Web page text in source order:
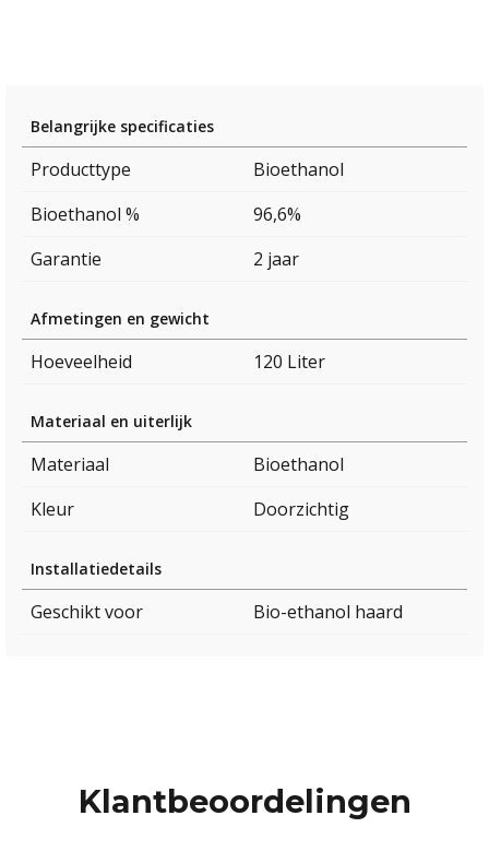
Belangrijke specificaties
Producttype
Bioethanol
Bioethanol %
96,6%
Garantie
2 jaar
Afmetingen en gewicht
Hoeveelheid 120 Liter
Materiaal en uiterlijk
Materiaal
Bioethanol
Kleur
Doorzichtig
Installatiedetails
Geschikt voor Bio-ethanol haard
Klantbeoordelingen